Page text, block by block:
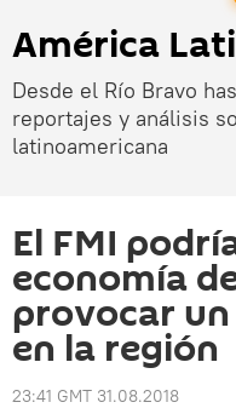
América
Desde el Río Bravo
reportajes y análisis
latinoamericana
El FMI
economía
provocar
en la región
23:41 GMT 31.08.2018